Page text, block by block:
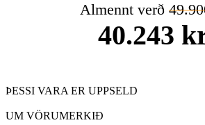
Almennt verð
40.243
ÞESSI VARA ER UPPSELD
UM VÖRUMERKIÐ